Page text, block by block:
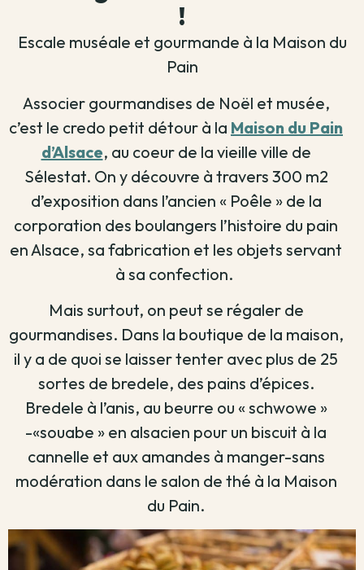
!
Escale muséale et gourmande à la Maison du
Pain
Associer gourmandises de Noël et musée,
c’est le credo petit détour à la Maison du Pain
d’Alsace, au coeur de la vieille ville de
Sélestat. On y découvre à travers 300 m2
d’exposition dans l’ancien « Poêle » de la
corporation des boulangers l’histoire du pain
en Alsace, sa fabrication et les objets servant
à sa confection.
Mais surtout, on peut se régaler de
gourmandises. Dans la boutique de la maison,
il y a de quoi se laisser tenter avec plus de 25
sortes de bredele, des pains d’épices.
Bredele à l’anis, au beurre ou « schwowe »
-«souabe » en alsacien pour un biscuit à la
cannelle et aux amandes à manger-sans
modération dans le salon de thé à la Maison
du Pain.